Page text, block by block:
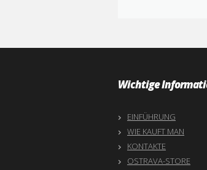
Wichtige
EINFÜHRUNG
WIE KAUFT MAN
KONTAKTE
OSTRAVA-STORE